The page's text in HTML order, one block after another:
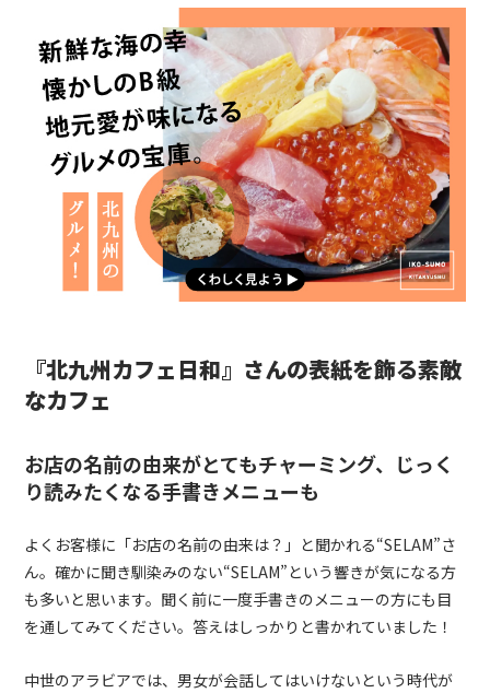
『北九州カフェ日和』さんの表紙を飾る素敵
なカフェ
お店の名前の由来がとてもチャーミング、じっく
り読みたくなる手書きメニューも
よくお客様に「お店の名前の由来は？」と聞かれる“SELAM”さ
ん。確かに聞き馴染みのない“SELAM”という響きが気になる方
も多いと思います。聞く前に一度手書きのメニューの方にも目
を通してみてください。答えはしっかりと書かれていました！
中世のアラビアでは、男女が会話してはいけないという時代が